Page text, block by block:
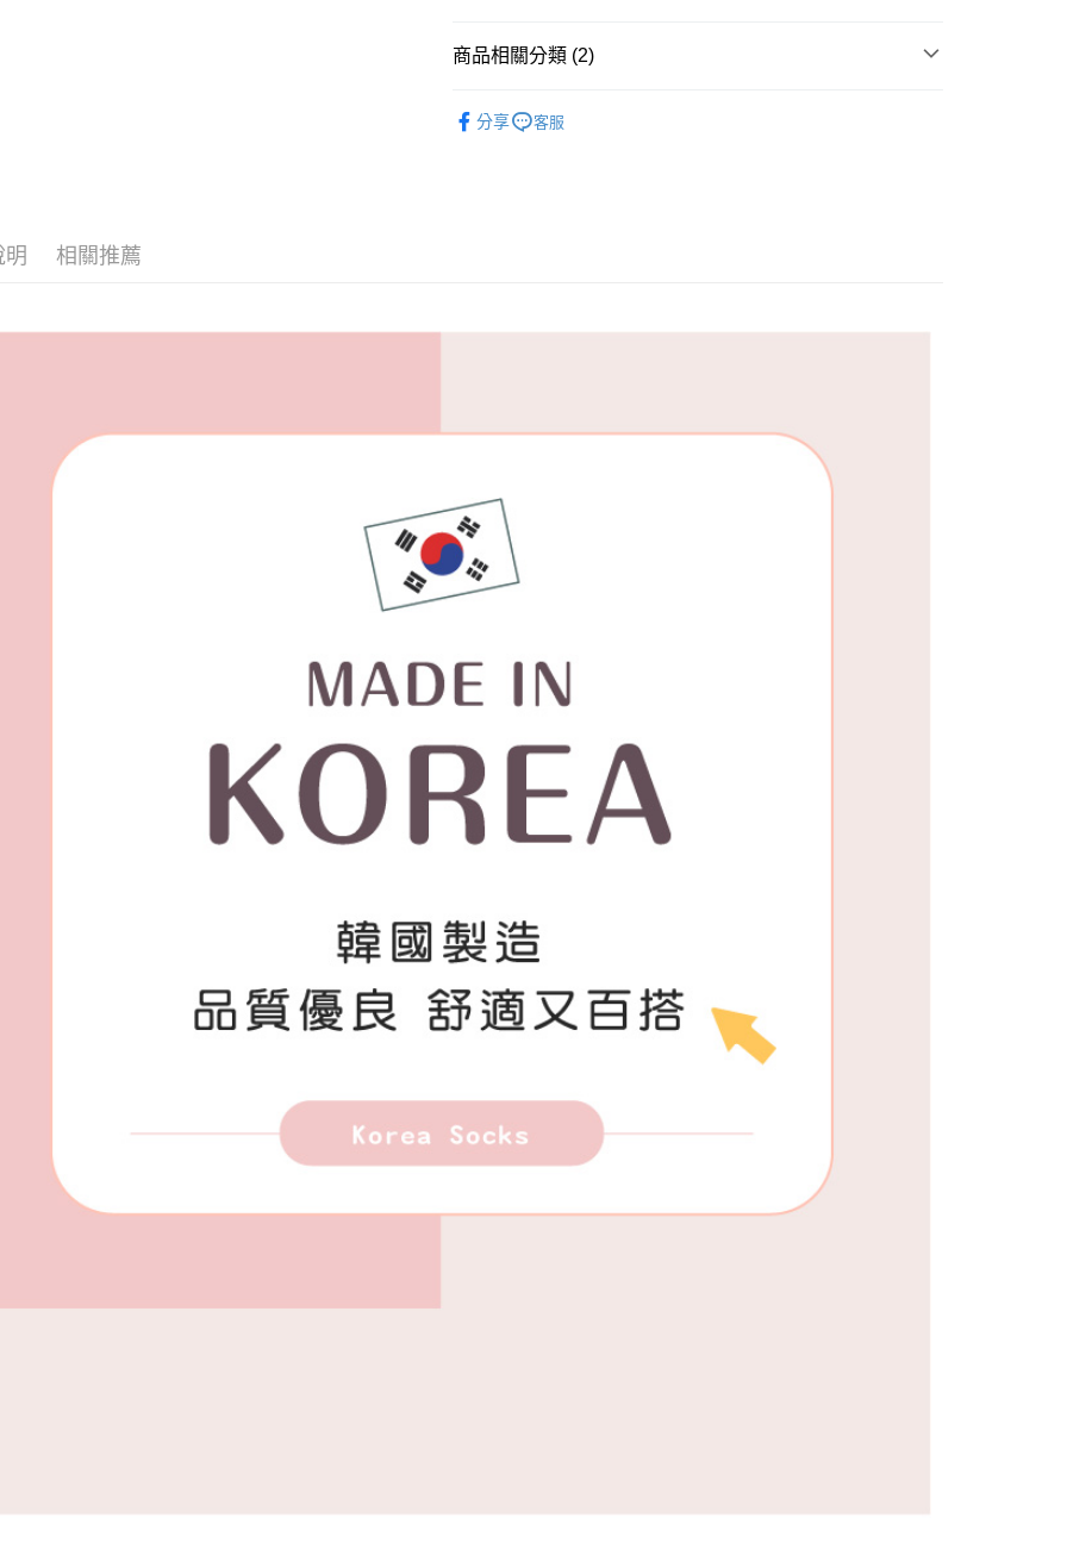
每筆NT$80，滿NT$1,000(含以上)免運費
香港澳門地區
商品相關分類 (2)
分享 客服
明 相關推薦